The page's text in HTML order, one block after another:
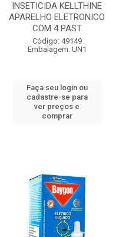
INSETICIDA KELLTHINE
APARELHO ELETRONICO
COM 4 PAST
Código: 49149
Embalagem: UN1
Faça seu login ou
cadastre-se para
ver preços e
comprar